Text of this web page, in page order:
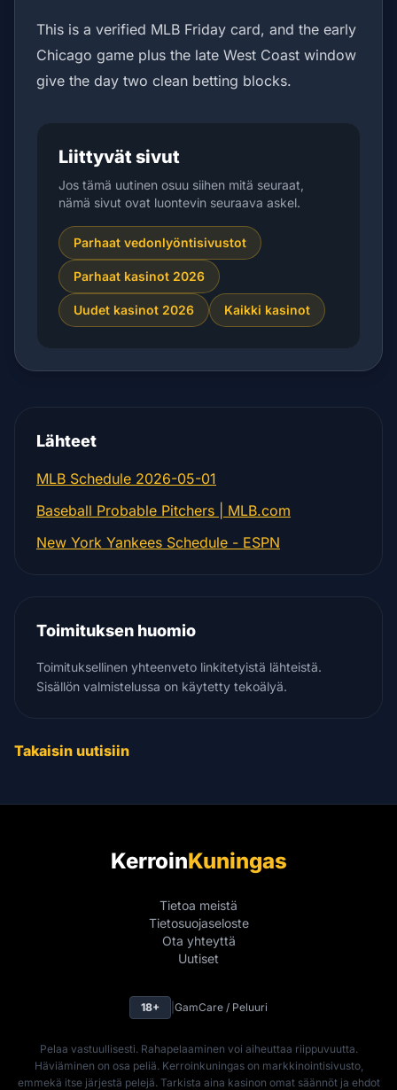
This is a verified MLB Friday card, and the early
Chicago game plus the late West Coast window
give the day two clean betting blocks.
Liittyvät sivut
Jos tämä uutinen osuu siihen mitä seuraat,
nämä sivut ovat luontevin seuraava askel.
Parhaat vedonlyöntisivustot
Parhaat kasinot 2026
Uudet kasinot 2026 Kaikki kasinot
Lähteet
MLB Schedule 2026-05-01
Baseball Probable Pitchers | MLB.com
New York Yankees Schedule - ESPN
Toimituksen huomio
Toimituksellinen yhteenveto linkitetyistä lähteistä.
Sisällön valmistelussa on käytetty tekoälyä.
Takaisin uutisiin
KerroinKuningas
Tietoa meistä
Tietosuojaseloste
Ota yhteyttä
Uutiset
18+ GamCare / Peluuri
Pelaa vastuullisesti. Rahapelaaminen voi aiheuttaa riippuvuutta.
Häviäminen on osa peliä. Kerroinkuningas on markkinointisivusto,
emmekä itse järjestä pelejä. Tarkista aina kasinon omat säännöt ja ehdot